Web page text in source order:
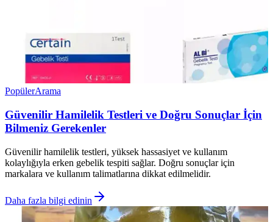
PopülerArama
Güvenilir Hamilelik Testleri ve Doğru Sonuçlar İçin
Bilmeniz Gerekenler
Güvenilir hamilelik testleri, yüksek hassasiyet ve kullanım
kolaylığıyla erken gebelik tespiti sağlar. Doğru sonuçlar için
markalara ve kullanım talimatlarına dikkat edilmelidir.
Daha fazla bilgi edinin